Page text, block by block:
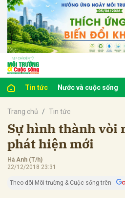
Tin tức Nước và cuộc sống
Trang chủ Tin tức
Sự hình thành vòi
phát hiện mới
Hà Anh (T/h)
22/12/2018 23:31
Theo dõi Môi trường & Cuộc sống trên
luận